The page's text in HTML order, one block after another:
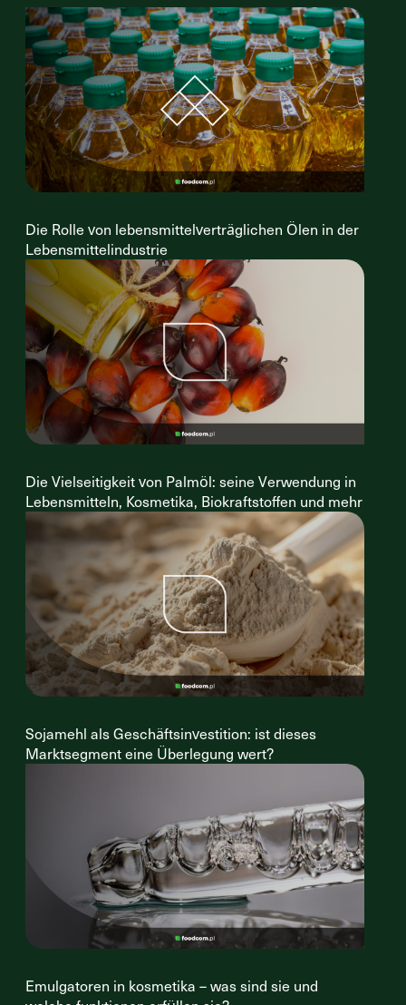
Die Rolle von lebensmittelverträglichen Ölen in der
Lebensmittelindustrie
Die Vielseitigkeit von Palmöl: seine Verwendung in
Lebensmitteln, Kosmetika, Biokraftstoffen und mehr
Sojamehl als Geschäftsinvestition: ist dieses
Marktsegment eine Überlegung wert?
Emulgatoren in kosmetika – was sind sie und